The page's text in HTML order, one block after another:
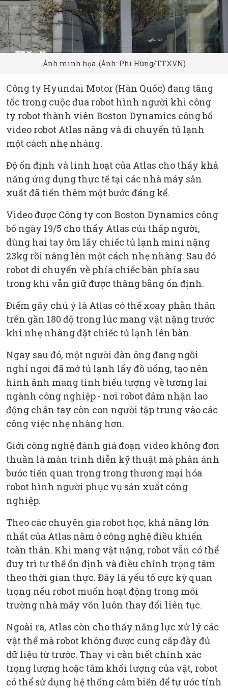
Ảnh minh họa. (Ảnh: Phi Hùng/TTXVN)
Công ty Hyundai Motor (Hàn Quốc) đang tăng
tốc trong cuộc đua robot hình người khi công
ty robot thành viên Boston Dynamics công bố
video robot Atlas nâng và di chuyển tủ lạnh
một cách nhẹ nhàng.
Độ ổn định và linh hoạt của Atlas cho thấy khả
năng ứng dụng thực tế tại các nhà máy sản
xuất đã tiến thêm một bước đáng kể.
Video được Công ty con Boston Dynamics công
bố ngày 19/5 cho thấy Atlas cúi thấp người,
dùng hai tay ôm lấy chiếc tủ lạnh mini nặng
23kg rồi nâng lên một cách nhẹ nhàng. Sau đó
robot di chuyển về phía chiếc bàn phía sau
trong khi vẫn giữ được thăng bằng ổn định.
Điểm gây chú ý là Atlas có thể xoay phần thân
trên gần 180 độ trong lúc mang vật nặng trước
khi nhẹ nhàng đặt chiếc tủ lạnh lên bàn.
Ngay sau đó, một người đàn ông đang ngồi
nghỉ ngơi đã mở tủ lạnh lấy đồ uống, tạo nên
hình ảnh mang tính biểu tượng về tương lai
ngành công nghiệp - nơi robot đảm nhận lao
động chân tay còn con người tập trung vào các
công việc nhẹ nhàng hơn.
Giới công nghệ đánh giá đoạn video không đơn
thuần là màn trình diễn kỹ thuật mà phản ánh
bước tiến quan trọng trong thương mại hóa
robot hình người phục vụ sản xuất công
nghiệp.
Theo các chuyên gia robot học, khả năng lớn
nhất của Atlas nằm ở công nghệ điều khiển
toàn thân. Khi mang vật nặng, robot vẫn có thể
duy trì tư thế ổn định và điều chỉnh trọng tâm
theo thời gian thực. Đây là yếu tố cực kỳ quan
trọng nếu robot muốn hoạt động trong môi
trường nhà máy vốn luôn thay đổi liên tục.
Ngoài ra, Atlas còn cho thấy năng lực xử lý các
vật thể mà robot không được cung cấp đầy đủ
dữ liệu từ trước. Thay vì cần biết chính xác
trọng lượng hoặc tâm khối lượng của vật, robot
có thể sử dụng hệ thống cảm biến để tự ước tính